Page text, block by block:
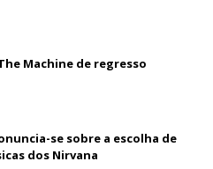
Machine de regresso
se sobre a escolha de
dos Nirvana